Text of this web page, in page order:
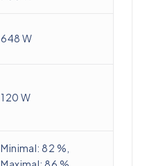
648 W
120 W
Minimal: 82 %,